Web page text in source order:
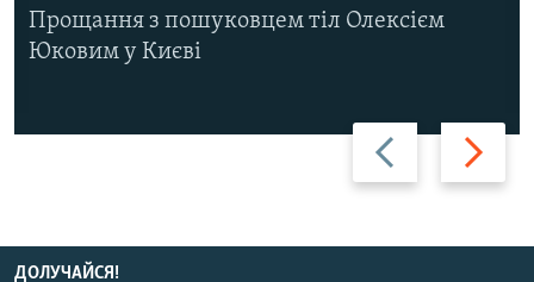
Назад Вперед
Прощання з пошуковцем тіл Олексієм
Юковим у Києві
ДОЛУЧАЙСЯ!